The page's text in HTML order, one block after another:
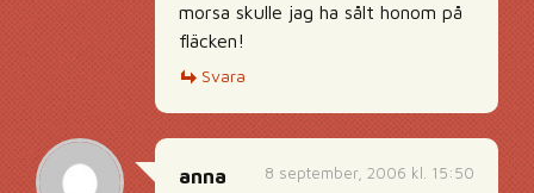
morsa skulle jag ha sålt honom på
fläcken!
Svara
8 september, 2006 kl. 15:50
anna